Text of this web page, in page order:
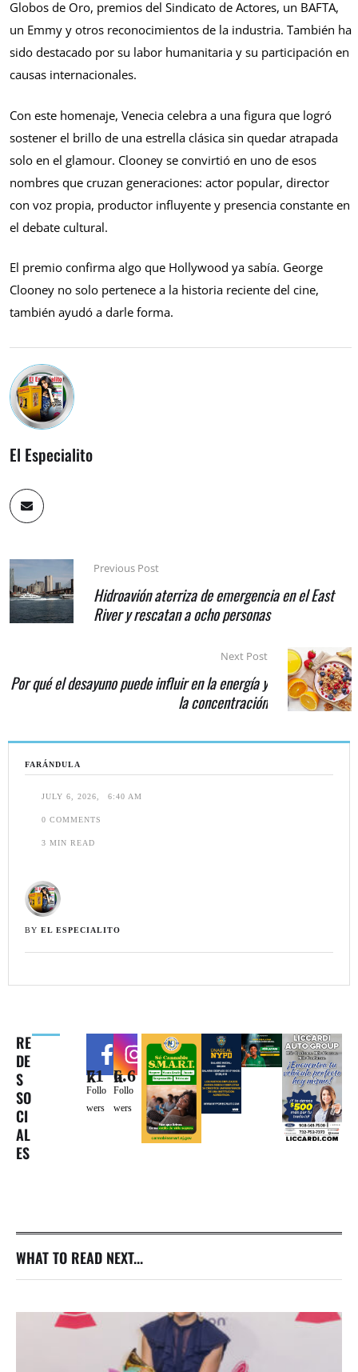
FARÁNDULA
JULY 6, 2026 6:40 AM
0 COMMENTS
3 MIN READ
BY EL ESPECIALITO
RE
DE
S
SO
CI
AL
ES
71k
Follo
wers
6.6k
Follo
wers
Globos de Oro, premios del Sindicato de Actores, un BAFTA,
un Emmy y otros reconocimientos de la industria. También ha
sido destacado por su labor humanitaria y su participación en
causas internacionales.
Con este homenaje, Venecia celebra a una figura que logró
sostener el brillo de una estrella clásica sin quedar atrapada
solo en el glamour. Clooney se convirtió en uno de esos
nombres que cruzan generaciones: actor popular, director
con voz propia, productor influyente y presencia constante en
el debate cultural.
El premio confirma algo que Hollywood ya sabía. George
Clooney no solo pertenece a la historia reciente del cine,
también ayudó a darle forma.
El Especialito
Previous Post
Hidroavión aterriza de emergencia en el East
River y rescatan a ocho personas
Next Post
Por qué el desayuno puede influir en la energía y
la concentración
WHAT TO READ NEXT...